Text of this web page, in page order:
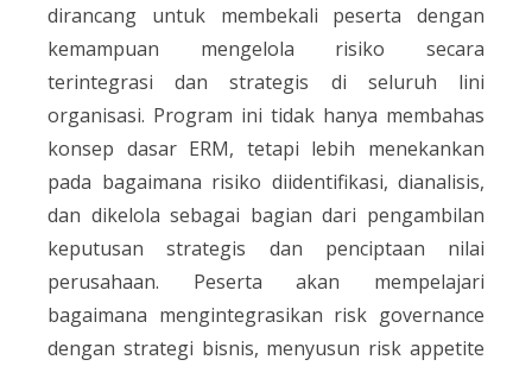
dirancang untuk membekali peserta dengan
kemampuan mengelola risiko secara
terintegrasi dan strategis di seluruh lini
organisasi. Program ini tidak hanya membahas
konsep dasar ERM, tetapi lebih menekankan
pada bagaimana risiko diidentifikasi, dianalisis,
dan dikelola sebagai bagian dari pengambilan
keputusan strategis dan penciptaan nilai
perusahaan. Peserta akan mempelajari
bagaimana mengintegrasikan risk governance
dengan strategi bisnis, menyusun risk appetite